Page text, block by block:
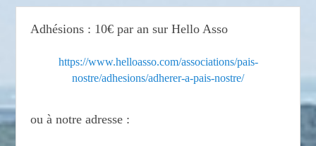
Adhésions : 10€ par an sur Hello Asso
https://www.helloasso.com/associations/pais-
nostre/adhesions/adherer-a-pais-nostre/
ou à notre adresse :